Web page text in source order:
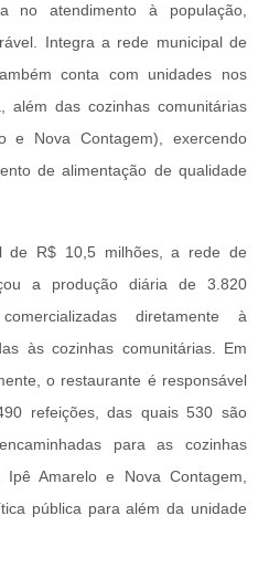
no atendimento à população,
Integra a rede municipal de
conta com unidades nos
além das cozinhas comunitárias
e Nova Contagem), exercendo
de alimentação de qualidade
de R$ 10,5 milhões, a rede de
a produção diária de 3.820
diretamente à
às cozinhas comunitárias. Em
o restaurante é responsável
refeições, das quais 530 são
para as cozinhas
Amarelo e Nova Contagem,
pública para além da unidade